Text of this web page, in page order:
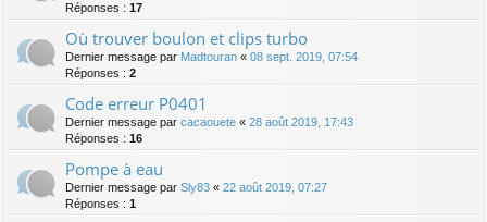
Réponses : 17
Où trouver boulon et clips turbo
Dernier message par Madtouran « 08 sept. 2019, 07:54
Réponses : 2
Code erreur P0401
Dernier message par cacaouete « 28 août 2019, 17:43
Réponses : 16
Pompe à eau
Dernier message par Sly83 « 22 août 2019, 07:27
Réponses : 1